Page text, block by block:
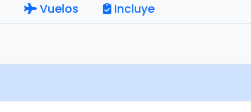
Vuelos Incluye